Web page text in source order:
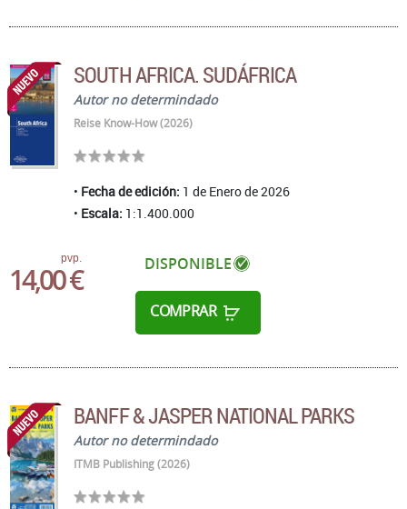
SOUTH AFRICA. SUDÁFRICA
Autor no determindado
Reise Know-How (2026)
Fecha de edición: 1 de Enero de 2026
Escala: 1:1.400.000
pvp.
14,00 € DISPONIBLE
COMPRAR
BANFF & JASPER NATIONAL PARKS
Autor no determindado
ITMB Publishing (2026)